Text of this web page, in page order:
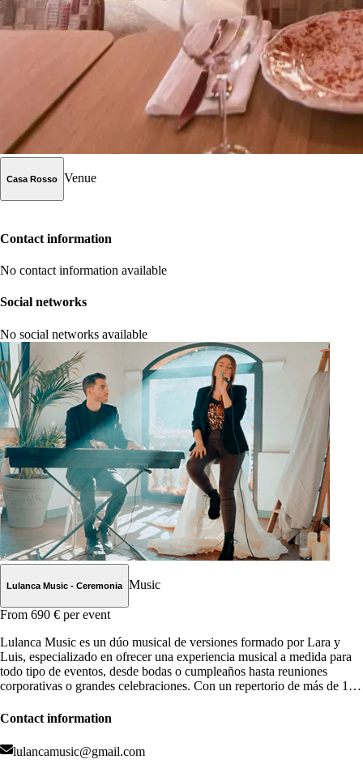
Casa Rosso Venue
Contact information
No contact information available
Social networks
No social networks available
Lulanca Music - Ceremonia Music
From 690 € per event
Lulanca Music es un dúo musical de versiones formado por Lara y
Luis, especializado en ofrecer una experiencia musical a medida para
todo tipo de eventos, desde bodas o cumpleaños hasta reuniones
corporativas o grandes celebraciones. Con un repertorio de más de 100
Lulanca Music ofrece una propuesta musical completa, versátil y de
Contact information
lulancamusic@gmail.com